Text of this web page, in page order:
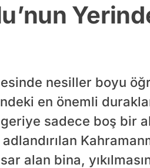
nesiller boyu
en önemli
sadece boş bir
alan bina,